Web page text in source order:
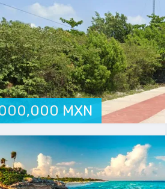
MXN